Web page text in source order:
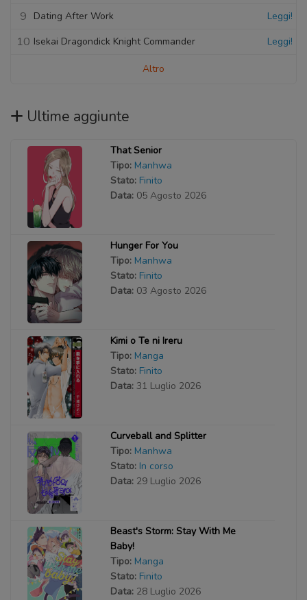
9 Dating After Work Leggi!
10 Isekai Dragondick Knight Commander Leggi!
Altro
Ultime aggiunte
That Senior
Tipo: Manhwa
Stato: Finito
Data: 05 Agosto 2026
Hunger For You
Tipo: Manhwa
Stato: Finito
Data: 03 Agosto 2026
Kimi o Te ni Ireru
Tipo: Manga
Stato: Finito
Data: 31 Luglio 2026
Curveball and Splitter
Tipo: Manhwa
Stato: In corso
Data: 29 Luglio 2026
Beast's Storm: Stay With Me
Baby!
Tipo: Manga
Stato: Finito
Data: 28 Luglio 2026